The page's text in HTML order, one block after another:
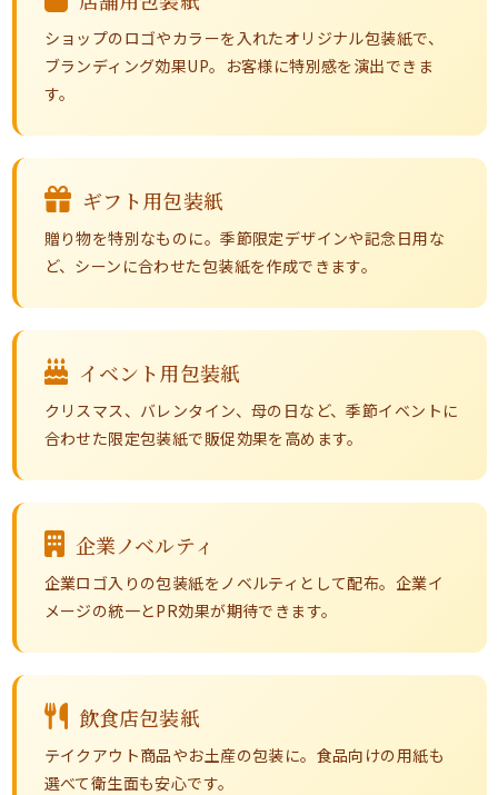
ショップのロゴやカラーを入れたオリジナル包装紙で、
ブランディング効果UP。お客様に特別感を演出できま
す。
ギフト用包装紙
贈り物を特別なものに。季節限定デザインや記念日用な
ど、シーンに合わせた包装紙を作成できます。
イベント用包装紙
クリスマス、バレンタイン、母の日など、季節イベントに
合わせた限定包装紙で販促効果を高めます。
企業ノベルティ
企業ロゴ入りの包装紙をノベルティとして配布。企業イ
メージの統一とPR効果が期待できます。
飲食店包装紙
テイクアウト商品やお土産の包装に。食品向けの用紙も
選べて衛生面も安心です。